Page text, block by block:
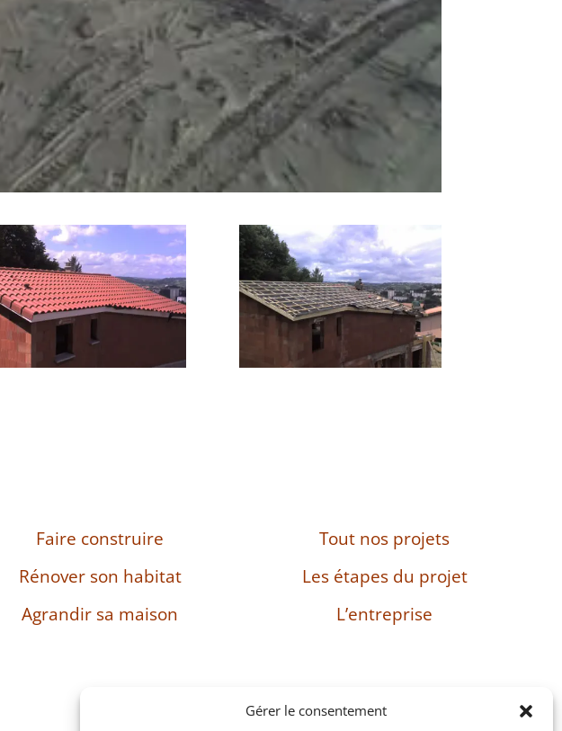
Gérer le consentement
Faire construire
Rénover son habitat
Agrandir sa maison
Tout nos projets
Les étapes du projet
L’entreprise